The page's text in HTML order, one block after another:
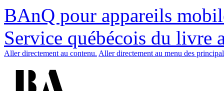
BAnQ pour appareils
Service québécois du livre
Aller directement au contenu. Aller directement au menu des